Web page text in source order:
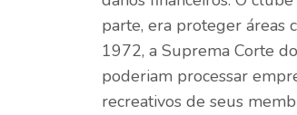
parte, era proteger áreas
1972, a Suprema Corte
poderiam processar
recreativos de seus